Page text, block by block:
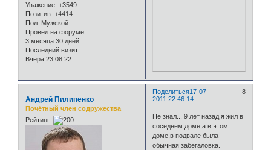
Уважение: +3549
Позитив: +4414
Пол: Мужской
Провел на форуме:
3 месяца 30 дней
Последний визит:
Вчера 23:08:22
Поделиться 8
17-07-
2011 22:46:14
Андрей Пилипенко
Почётный член содружества
Рейтинг:
Не знал... 9 лет назад я жил в
соседнем доме,а в этом
доме,в подвале была
обычная забегаловка.